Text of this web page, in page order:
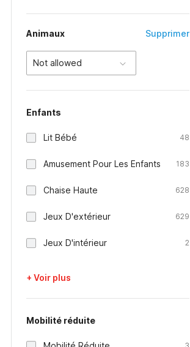
Animaux Supprimer
Not allowed
Enfants
Lit Bébé 48
Amusement Pour Les Enfants 183
Chaise Haute 628
Jeux D'extérieur 629
Jeux D'intérieur 2
+ Voir plus
Mobilité réduite